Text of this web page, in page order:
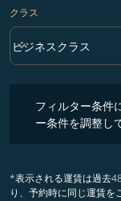
クラス
クラス option ビジネ
ビジネスクラス
keyboard_arrow_down
フィルター条件
ー条件を調整し
*表示される運賃は過去
り、予約時に同じ運賃